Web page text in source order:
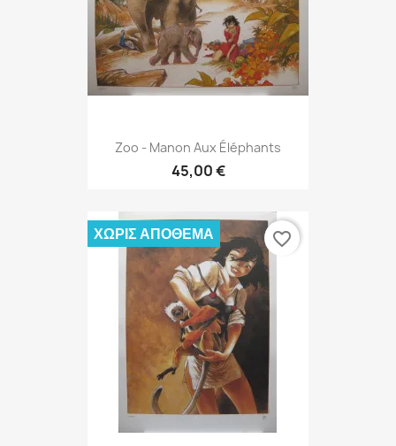
Zoo - Manon Aux Éléphants
45,00 €
ΧΩΡΊΣ ΑΠΌΘΕΜΑ favorite_border